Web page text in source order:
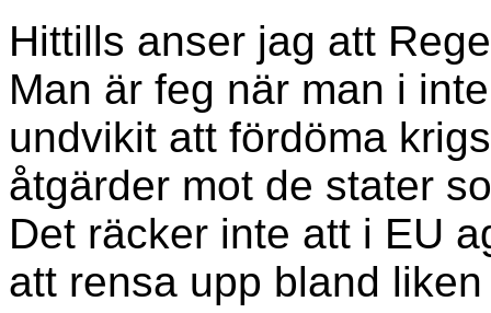
Hittills anser jag att
Man är feg när man i
undvikit att fördöma
åtgärder mot de stater
Det räcker inte att i EU
att rensa upp bland